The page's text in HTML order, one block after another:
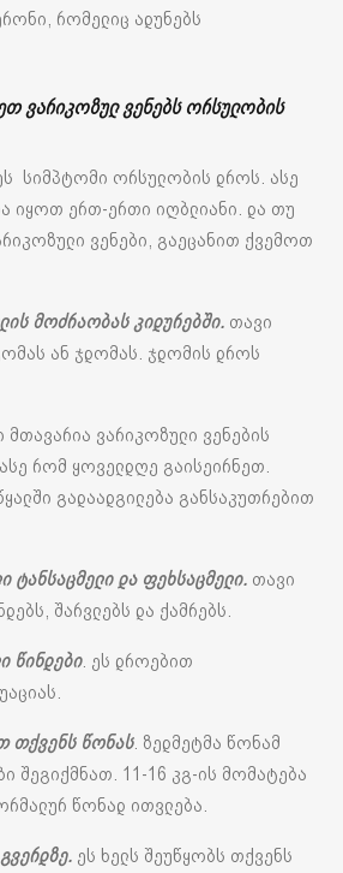
რომელიც ადუნებს
ვარიკოზულ ვენებს ორსულობის
სიმპტომი ორსულობის დროს. ასე
იყოთ ერთ-ერთი იღბლიანი. და თუ
ვენები, გაეცანით ქვემოთ
მოძრაობას კიდურებში. თავი
ან ჯდომას. ჯდომის დროს
მთავარია ვარიკოზული ვენების
რომ ყოველდღე გაისეირნეთ.
გადაადგილება განსაკუთრებით
ტანსაცმელი და ფეხსაცმელი. თავი
შარვლებს და ქამრებს.
წინდები. ეს დროებით
თქვენს წონას. ზედმეტმა წონამ
შეგიქმნათ. 11-16 კგ-ის მომატება
წონად ითვლება.
ეს ხელს შეუწყობს თქვენს